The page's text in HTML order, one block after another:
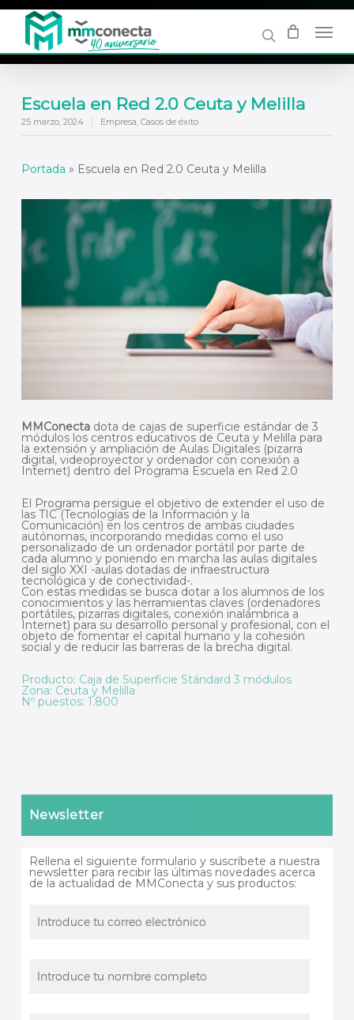
content
Escuela en Red 2.0 Ceuta y Melilla
25 marzo, 2024 Empresa, Casos de éxito
Portada » Escuela en Red 2.0 Ceuta y Melilla
MMConectadota de cajas de superficie estándar de 3
módulos los centros educativos de Ceuta y Melilla para
la extensión y ampliación de Aulas Digitales (pizarra
digital, videoproyector y ordenador con conexión a
Internet) dentro del Programa Escuela en Red 2.0
El Programa persigue el objetivo de extender el uso de
las TIC (Tecnologías de la Información y la
Comunicación) en los centros de ambas ciudades
autónomas, incorporando medidas como el uso
personalizado de un ordenador portátil por parte de
cada alumno y poniendo en marcha las aulas digitales
del siglo XXI -aulas dotadas de infraestructura
tecnológica y de conectividad-.
Con estas medidas se busca dotar a los alumnos de los
conocimientos y las herramientas claves (ordenadores
portátiles, pizarras digitales, conexión inalámbrica a
Internet) para su desarrollo personal y profesional, con el
objeto de fomentar el capital humano y la cohesión
social y de reducir las barreras de la brecha digital.
Producto: Caja de Superficie Stándard 3 módulos
Zona: Ceuta y Melilla
Nº puestos: 1.800
Newsletter
Rellena el siguiente formulario y suscríbete a nuestra
newsletter para recibir las últimas novedades acerca
de la actualidad de MMConecta y sus productos: